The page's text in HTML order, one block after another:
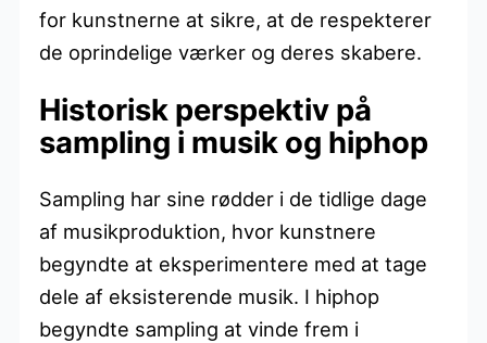
for kunstnerne at sikre, at de respekterer
de oprindelige værker og deres skabere.
Historisk perspektiv på
sampling i musik og hiphop
Sampling har sine rødder i de tidlige dage
af musikproduktion, hvor kunstnere
begyndte at eksperimentere med at tage
dele af eksisterende musik. I hiphop
begyndte sampling at vinde frem i